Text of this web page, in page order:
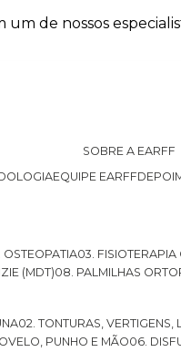
de nossos
SOBRE A EARFF
EQUIPE EARFF
OSTEOPATIA 03.
(MDT)
08. PALMILHAS
02. TONTURAS,
PUNHO E MÃO
06.